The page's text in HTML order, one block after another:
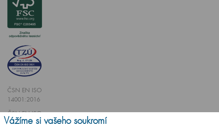
ČSN EN ISO
14001:2016
ČSN EN ISO
9001:2016
Vážíme si vašeho soukromí